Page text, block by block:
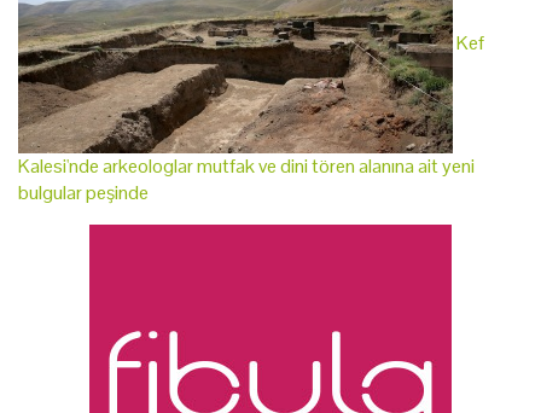
Kef
Kalesi'nde arkeologlar mutfak ve dini tören alanına ait yeni
bulgular peşinde